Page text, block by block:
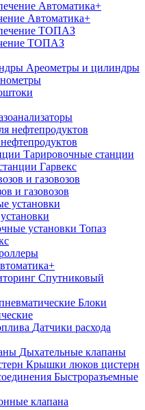
Автоматика+
ТОПАЗ
Ареометры и цилиндры
Тарировочные станции
Гарвекс
и газовозов
установки Топаз
Спутниковый
Блоки
Датчики расхода
Дыхательные клапаны
Крышки люков цистерн
Быстроразъемные
клапана